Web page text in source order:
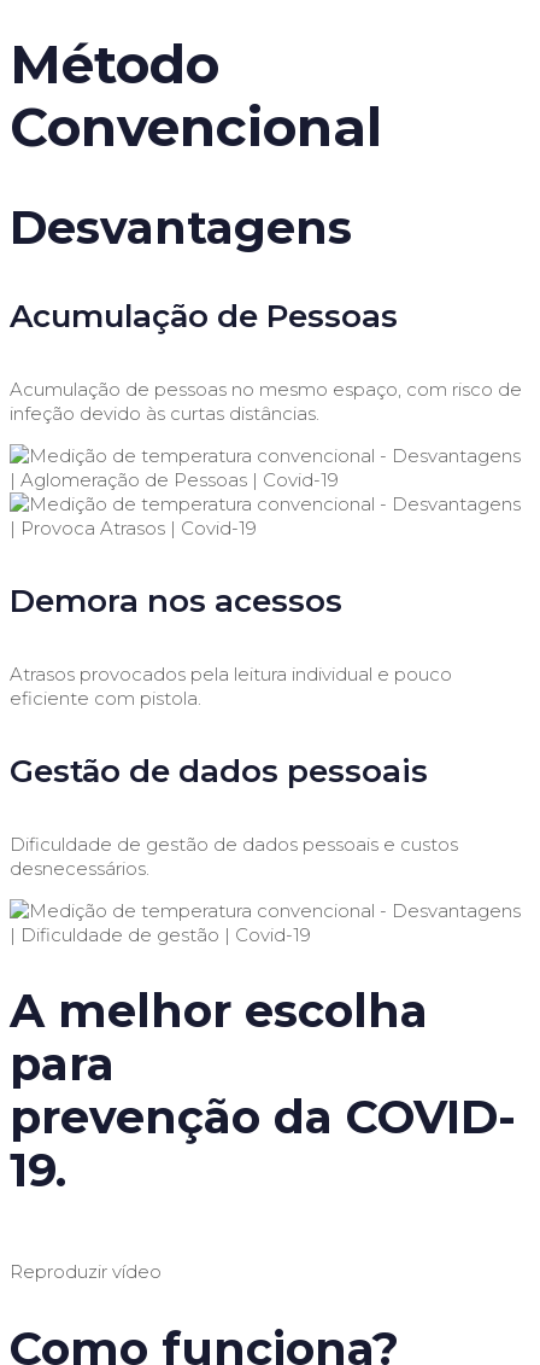
Método
Convencional
Desvantagens
Acumulação de Pessoas
Acumulação de pessoas no mesmo espaço, com risco de
infeção devido às curtas distâncias.
Demora nos acessos
Atrasos provocados pela leitura individual e pouco
eficiente com pistola.
Gestão de dados pessoais
Dificuldade de gestão de dados pessoais e custos
desnecessários.
A melhor escolha
para
prevenção da COVID-
19.
Reproduzir vídeo
Como funciona?